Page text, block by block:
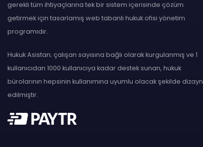
gerekli tüm ihtiyaçlarına tek bir sistem içerisinde çözüm
getirmek için tasarlamış web tabanlı hukuk ofisi yönetim
programıdır.
Hukuk Asistan; çalışan sayısına bağlı olarak kurgulanmış ve 1
kullanıcıdan 1000 kullanıcıya kadar destek sunan, hukuk
bürolarının hepsinin kullanımına uyumlu olacak şekilde dizayn
edilmiştir.